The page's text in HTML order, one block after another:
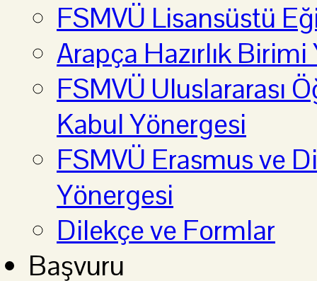
FSMVÜ Lisansüstü
Arapça Hazırlık
FSMVÜ Uluslararası
Kabul Yönergesi
FSMVÜ Erasmus ve
Yönergesi
Dilekçe ve Formlar
Başvuru